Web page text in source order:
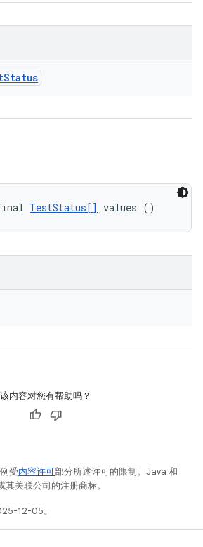
Status
TestStatus[] values ()
该内容对您有帮助吗？
受内容许可部分所述许可的限制。Java 和
关联公司的注册商标。
12-05。